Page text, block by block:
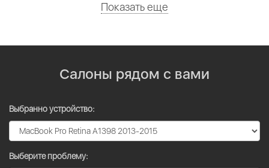
Показать еще
Салоны рядом с вами
Выбранно устройство:
Выберите проблему: